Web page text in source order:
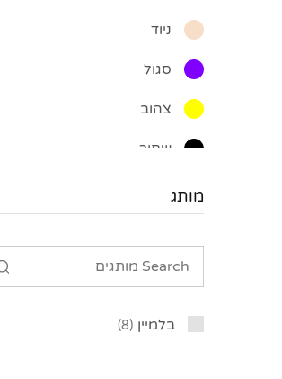
ניוד
סגול
צהוב
שחור
מותג
בלמיין 8